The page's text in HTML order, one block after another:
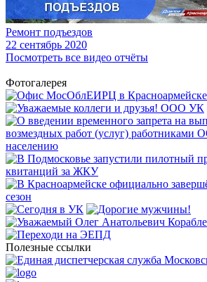
Ремонт подъездов
22 сентябрь 2020
Посмотреть все видео отчёты
Фотогалерея
Полезные ссылки